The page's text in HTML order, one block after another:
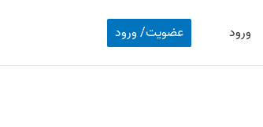
ورود عضویت/ ورود